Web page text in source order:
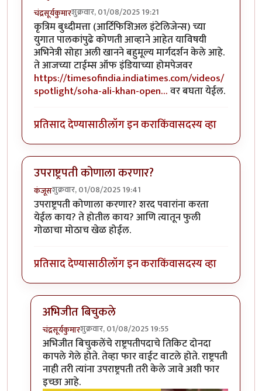
चंद्रसूर्यकुमारशुक्रवार, 01/08/2025 19:21
कृत्रिम बुध्दीमत्ता (आर्टिफिशिअल इंटेलिजेन्स) च्या
युगात पालकांपुढे कोणती आव्हाने आहेत याविषयी
अभिनेत्री सोहा अली खानने बहुमूल्य मार्गदर्शन केले आहे.
ते आजच्या टाईम्स ऑफ इंडियाच्या होमपेजवर
https://timesofindia.indiatimes.com/videos/
spotlight/soha-ali-khan-open…वर बघता येईल.
प्रतिसाद देण्यासाठीलॉग इन कराकिंवासदस्य व्हा
उपराष्ट्रपती कोणाला करणार?
कंजूसशुक्रवार, 01/08/2025 19:41
उपराष्ट्रपती कोणाला करणार? शरद पवारांना करता
येईल काय? ते होतील काय? आणि त्यातून फुली
गोळाचा मोठाच खेळ होईल.
प्रतिसाद देण्यासाठीलॉग इन कराकिंवासदस्य व्हा
अभिजीत बिचुकले
चंद्रसूर्यकुमारशुक्रवार, 01/08/2025 19:55
In reply toउपराष्ट्रपती कोणाला करणार?byकंजूस
अभिजीत बिचुकलेंचे राष्ट्रपतीपदाचे तिकिट दोनदा
कापले गेले होते. तेव्हा फार वाईट वाटले होते. राष्ट्रपती
नाही तरी त्यांना उपराष्ट्रपती तरी केले जावे अशी फार
इच्छा आहे.